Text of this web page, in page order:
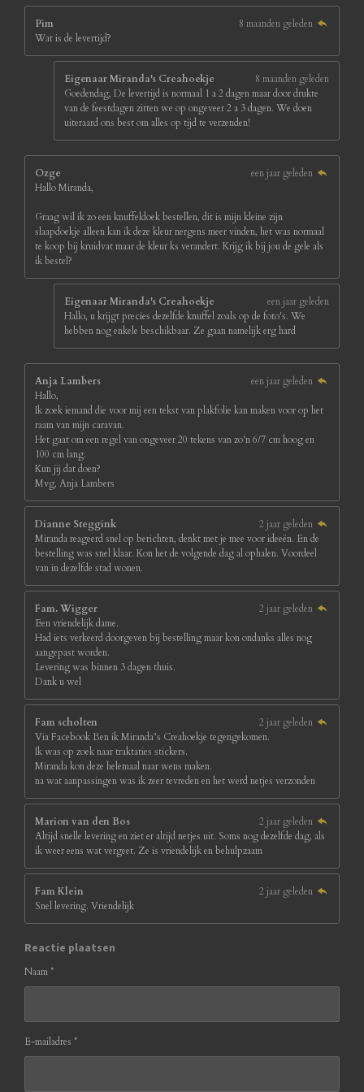
Pim
8 maanden geleden
Wat is de levertijd?
Eigenaar Miranda's Creahoekje
8 maanden geleden
Goedendag, De levertijd is normaal 1 a 2 dagen maar door drukte
van de feestdagen zitten we op ongeveer 2 a 3 dagen. We doen
uiteraard ons best om alles op tijd te verzenden!
Ozge
een jaar geleden
Hallo Miranda,
Graag wil ik zo een knuffeldoek bestellen, dit is mijn kleine zijn
slaapdoekje alleen kan ik deze kleur nergens meer vinden, het was normaal
te koop bij kruidvat maar de kleur ks verandert. Krijg ik bij jou de gele als
ik bestel?
Eigenaar Miranda's Creahoekje
een jaar geleden
Hallo, u krijgt precies dezelfde knuffel zoals op de foto's. We
hebben nog enkele beschikbaar. Ze gaan namelijk erg hard
Anja Lambers
een jaar geleden
Hallo,
Ik zoek iemand die voor mij een tekst van plakfolie kan maken voor op het
raam van mijn caravan.
Het gaat om een regel van ongeveer 20 tekens van zo'n 6/7 cm hoog en
100 cm lang.
Kun jij dat doen?
Mvg, Anja Lambers
Dianne Steggink
2 jaar geleden
Miranda reageerd snel op berichten, denkt met je mee voor ideeën. En de
bestelling was snel klaar. Kon het de volgende dag al ophalen. Voordeel
van in dezelfde stad wonen.
Fam. Wigger
2 jaar geleden
Een vriendelijk dame.
Had iets verkeerd doorgeven bij bestelling maar kon ondanks alles nog
aangepast worden.
Levering was binnen 3 dagen thuis.
Dank u wel
Fam scholten
2 jaar geleden
Via Facebook Ben ik Miranda’s Creahoekje tegengekomen.
Ik was op zoek naar traktaties stickers.
Miranda kon deze helemaal naar wens maken.
na wat aanpassingen was ik zeer tevreden en het werd netjes verzonden
Marion van den Bos
2 jaar geleden
Altijd snelle levering en ziet er altijd netjes uit. Soms nog dezelfde dag, als
ik weer eens wat vergeet. Ze is vriendelijk en behulpzaam
Fam Klein
2 jaar geleden
Snel levering. Vriendelijk
Reactie plaatsen
Naam *
E-mailadres *